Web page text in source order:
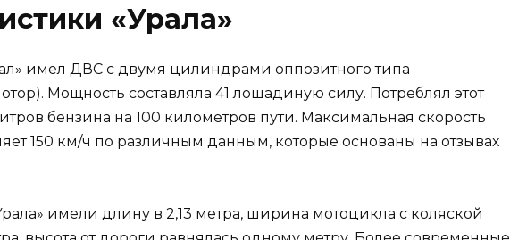
«Урала»
имел ДВС с двумя цилиндрами оппозитного типа
Мощность составляла 41 лошадиную силу. Потреблял этот
бензина на 100 километров пути. Максимальная скорость
150 км/ч по различным данным, которые основаны на отзывах
имели длину в 2,13 метра, ширина мотоцикла с коляской